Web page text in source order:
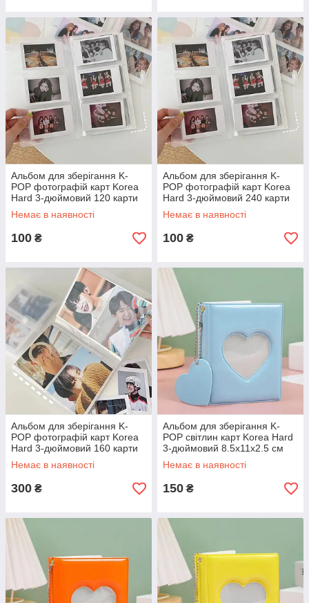
Альбом для зберігання K-
POP фотографій карт Korea
Hard 3-дюймовий 120 карти
20x10 см
Немає в наявності
100 ₴
Альбом для зберігання K-
POP фотографій карт Korea
Hard 3-дюймовий 240 карти
20x10 см
Немає в наявності
100 ₴
Альбом для зберігання K-
POP фотографій карт Korea
Hard 3-дюймовий 160 карти
20x15 см
Немає в наявності
300 ₴
Альбом для зберігання K-
POP світлин карт Korea Hard
3-дюймовий 8.5x11x2.5 см
Блакитний
Немає в наявності
150 ₴